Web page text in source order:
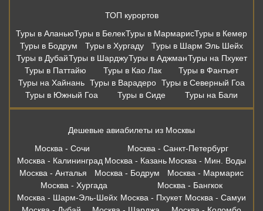
ТОП курортов
Туры в АланьюТуры в БелекТуры в МармарисТуры в Кемер
Туры в Бодрум
Туры в Хургаду
Туры в Шарм Эль Шейх
Туры в ДубайТуры в ШарджуТуры в АджманТуры на Пхукет
Туры в Паттайю
Туры в Као Лак
Туры в Фантьет
Туры на Хайнань Туры в Варадеро Туры в Северный Гоа
Туры в Южный Гоа
Туры в Сиде Туры на Бали
Дешевые авиабилеты из Москвы
Москва - Сочи
Москва - Санкт-Петербург
Москва - Калининград Москва - Казань Москва - Мин. Воды
Москва - Анталья
Москва - Бодрум
Москва - Мармарис
Москва - Хургада
Москва - Бангкок
Москва - Шарм-Эль-Шейх Москва - Пхукет Москва - Самуи